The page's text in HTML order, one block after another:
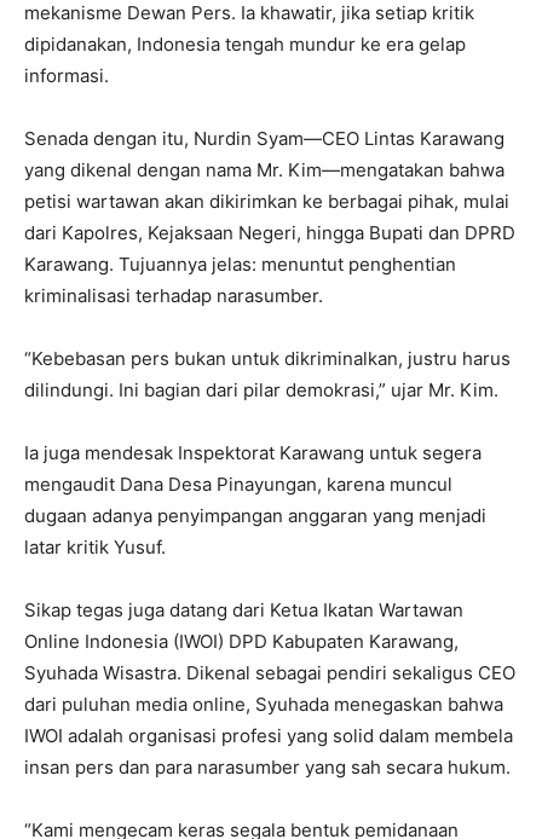
mekanisme Dewan Pers. Ia khawatir, jika setiap kritik
dipidanakan, Indonesia tengah mundur ke era gelap
informasi.
Senada dengan itu, Nurdin Syam—CEO Lintas Karawang
yang dikenal dengan nama Mr. Kim—mengatakan bahwa
petisi wartawan akan dikirimkan ke berbagai pihak, mulai
dari Kapolres, Kejaksaan Negeri, hingga Bupati dan DPRD
Karawang. Tujuannya jelas: menuntut penghentian
kriminalisasi terhadap narasumber.
“Kebebasan pers bukan untuk dikriminalkan, justru harus
dilindungi. Ini bagian dari pilar demokrasi,” ujar Mr. Kim.
Ia juga mendesak Inspektorat Karawang untuk segera
mengaudit Dana Desa Pinayungan, karena muncul
dugaan adanya penyimpangan anggaran yang menjadi
latar kritik Yusuf.
Sikap tegas juga datang dari Ketua Ikatan Wartawan
Online Indonesia (IWOI) DPD Kabupaten Karawang,
Syuhada Wisastra. Dikenal sebagai pendiri sekaligus CEO
dari puluhan media online, Syuhada menegaskan bahwa
IWOI adalah organisasi profesi yang solid dalam membela
insan pers dan para narasumber yang sah secara hukum.
“Kami mengecam keras segala bentuk pemidanaan